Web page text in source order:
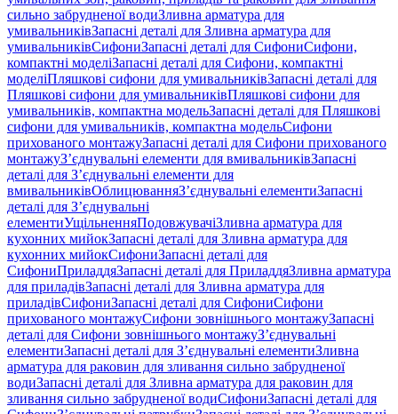
сильно забрудненої водиЗливна арматура для
умивальниківЗапасні деталі для Зливна арматура для
умивальниківСифониЗапасні деталі для СифониСифони,
компактні моделіЗапасні деталі для Сифони, компактні
моделіПляшкові сифони для умивальниківЗапасні деталі для
Пляшкові сифони для умивальниківПляшкові сифони для
умивальників, компактна модельЗапасні деталі для Пляшкові
сифони для умивальників, компактна модельСифони
прихованого монтажуЗапасні деталі для Сифони прихованого
монтажуЗ’єднувальні елементи для вмивальниківЗапасні
деталі для З’єднувальні елементи для
вмивальниківОблицюванняЗ’єднувальні елементиЗапасні
деталі для З’єднувальні
елементиУщільненняПодовжувачіЗливна арматура для
кухонних мийокЗапасні деталі для Зливна арматура для
кухонних мийокСифониЗапасні деталі для
СифониПриладдяЗапасні деталі для ПриладдяЗливна арматура
для приладівЗапасні деталі для Зливна арматура для
приладівСифониЗапасні деталі для СифониСифони
прихованого монтажуСифони зовнішнього монтажуЗапасні
деталі для Сифони зовнішнього монтажуЗ’єднувальні
елементиЗапасні деталі для З’єднувальні елементиЗливна
арматура для раковин для зливання сильно забрудненої
водиЗапасні деталі для Зливна арматура для раковин для
зливання сильно забрудненої водиСифониЗапасні деталі для